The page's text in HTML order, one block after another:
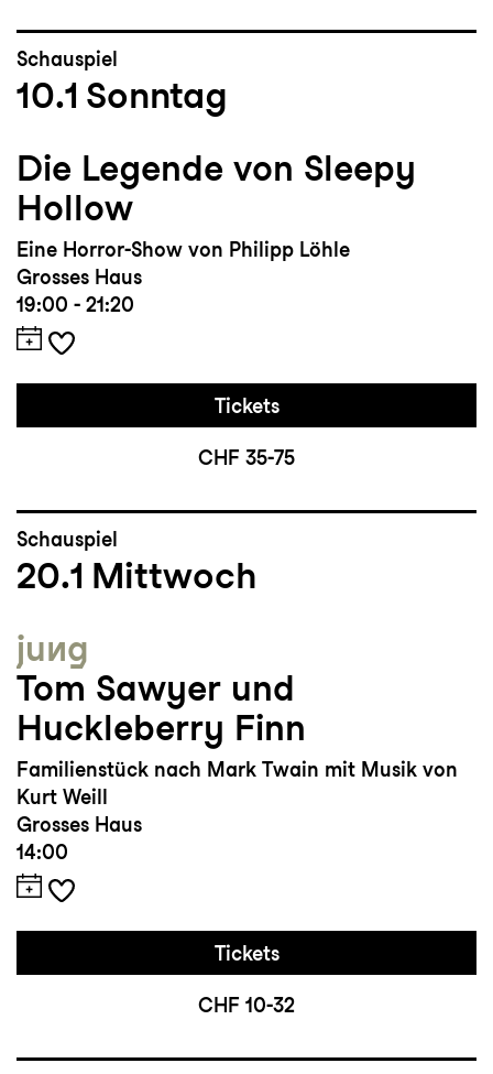
Schauspiel
10.1 Sonntag
Die Legende von Sleepy
Hollow
Eine Horror-Show von Philipp Löhle
Grosses Haus
19:00 - 21:20
Tickets
CHF 35-75
Schauspiel
20.1 Mittwoch
jung
Tom Sawyer und
Huckleberry Finn
Familienstück nach Mark Twain mit Musik von
Kurt Weill
Grosses Haus
14:00
Tickets
CHF 10-32